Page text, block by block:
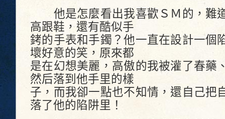
他是怎麼看出我喜歡ＳＭ的，難
高跟鞋，還有酷似手
銬的手表和手鐲？他一直在設計一個
壞好意的笑，原來都
是在幻想美麗，高傲的我被灌了春藥
然后落到他手里的樣
子，而我卻一點也不知情，還自己把
落了他的陷阱里！